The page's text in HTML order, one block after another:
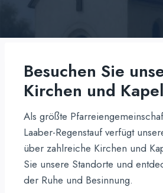
Besuchen Sie
Kirchen und
Als größte
Laaber-Regenstauf verfügt
über zahlreiche Kirchen und
Sie unsere Standorte und
der Ruhe und Besinnung.